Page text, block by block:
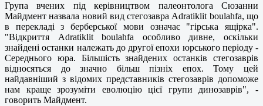
Група вчених під керівництвом палеонтолога Сюзанни
Майдмент назвала новий вид стегозавра Adratiklit boulahfa, що
в перекладі з берберської мови означає "гірська ящірка".
"Відкриття Adratiklit boulahfa особливо дивне, оскільки
знайдені останки належать до другої епохи юрського періоду -
Середнього юра. Більшість знайдених останків стегозаврів
відносяться до значно більш пізніх епох. Тому цей
найдавніший з відомих представників стегозаврів допоможе
нам краще зрозуміти еволюцію цієї групи динозаврів", -
говорить Майдмент.